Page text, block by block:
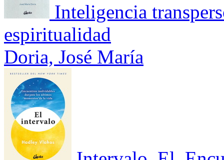
Inteligencia
espiritualidad
Doria, José María